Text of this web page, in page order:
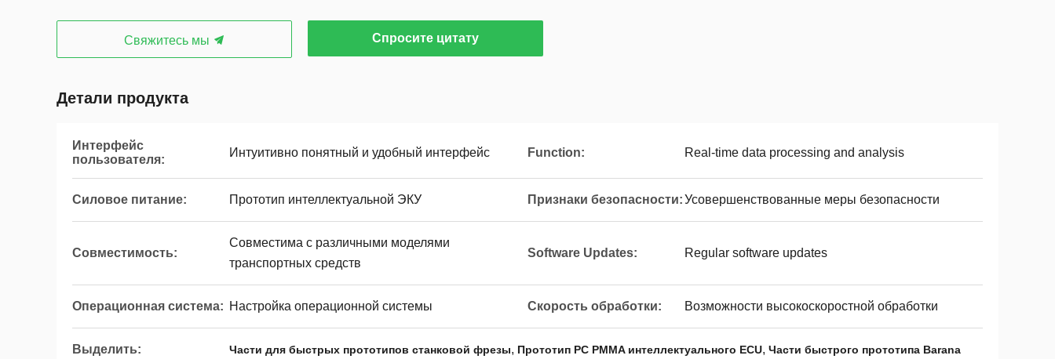
Свяжитесь мы Спросите цитату
Детали продукта
Интерфейс
пользователя:
Интуитивно понятный и удобный интерфейс Function: Real-time data processing and analysis
Силовое питание: Прототип интеллектуальной ЭКУ Признаки безопасности:Усовершенствованные меры безопасности
Совместимость:
Совместима с различными моделями
транспортных средств
Software Updates: Regular software updates
Операционная система: Настройка операционной системы Скорость обработки: Возможности высокоскоростной обработки
Выделить: Части для быстрых прототипов станковой фрезы, Прототип PC PMMA интеллектуального ECU, Части быстрого прототипа Barana